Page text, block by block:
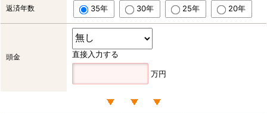
返済年数 35年 30年 25年 20年
頭金 直接入力する
万円